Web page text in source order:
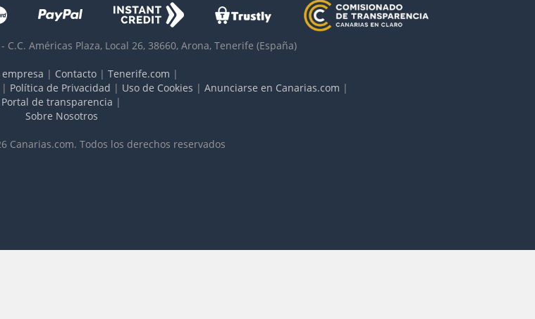
C.C. Américas Plaza, Local 26, 38660, Arona, Tenerife (España)
empresa | Contacto| Tenerife.com |
| Política de Privacidad | Uso de Cookies | Anunciarse en Canarias.com |
Portal de transparencia |
Sobre Nosotros
Canarias.com. Todos los derechos reservados